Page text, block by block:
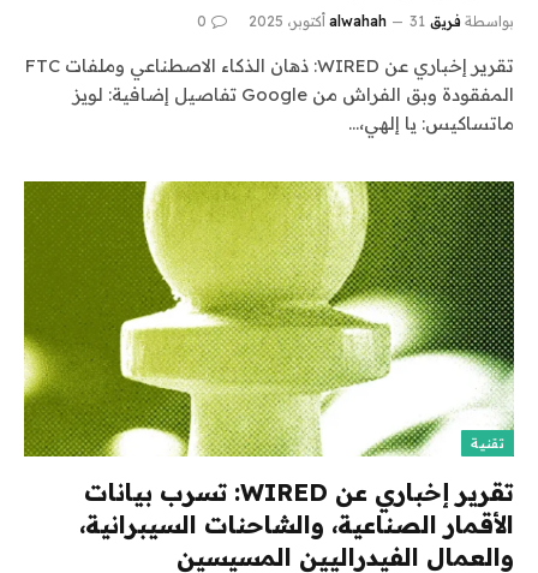
بواسطة فريق alwahah 31 أكتوبر، 2025 0
تقرير إخباري عن WIRED: ذهان الذكاء الاصطناعي وملفات FTC
المفقودة وبق الفراش من Google تفاصيل إضافية: لويز
ماتساكيس: يا إلهي،…
تقنية
تقرير إخباري عن WIRED: تسرب بيانات
الأقمار الصناعية، والشاحنات السيبرانية،
والعمال الفيدراليين المسيسين